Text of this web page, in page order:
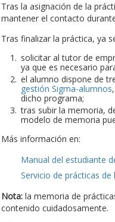
Tras la asignación de la
mantener el contacto
Tras finalizar la práctica, ya
solicitar al tutor de
ya que es necesario
el alumno dispone de
gestión Sigma-alumnos
dicho programa;
tras subir la memoria,
modelo de memoria
Más información en:
Manual del estudiante
Servicio de prácticas de
Nota:la memoria de
contenido cuidadosamente.